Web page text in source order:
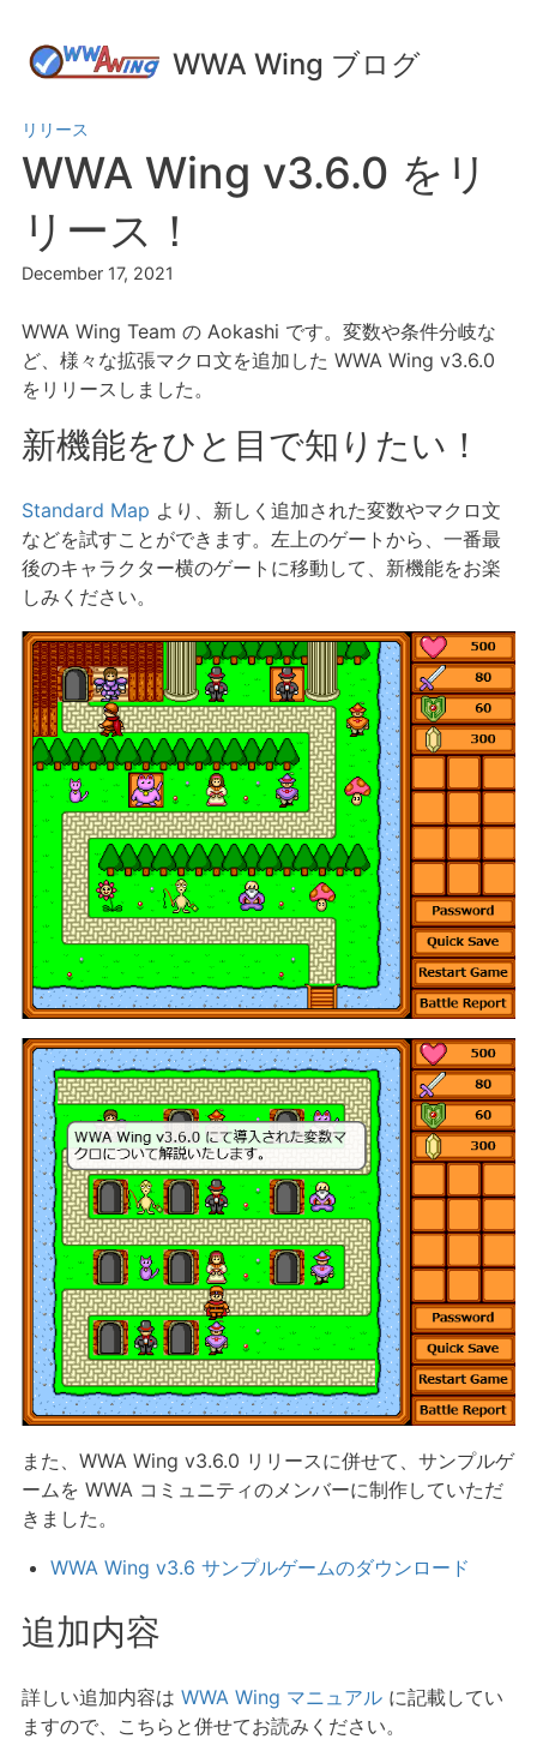
WWA Wing ブログ
リリース
WWA Wing v3.6.0 をリ
リース！
December 17, 2021
WWA Wing Team の Aokashi です。変数や条件分岐な
ど、様々な拡張マクロ文を追加した WWA Wing v3.6.0
をリリースしました。
新機能をひと目で知りたい！
Standard Map より、新しく追加された変数やマクロ文
などを試すことができます。左上のゲートから、一番最
後のキャラクター横のゲートに移動して、新機能をお楽
しみください。
また、WWA Wing v3.6.0 リリースに併せて、サンプルゲ
ームを WWA コミュニティのメンバーに制作していただ
きました。
WWA Wing v3.6 サンプルゲームのダウンロード
追加内容
詳しい追加内容は WWA Wing マニュアル に記載してい
ますので、こちらと併せてお読みください。